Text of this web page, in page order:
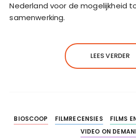
Nederland voor de mogelijkheid
samenwerking.
LEES VERDER
BIOSCOOP FILMRECENSIES FILMS
VIDEO ON